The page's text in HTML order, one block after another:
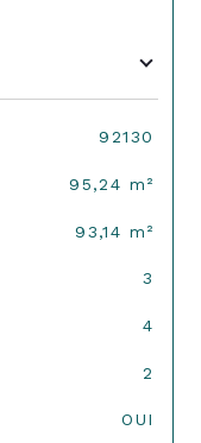
92130
95,24 m²
93,14 m²
3
4
2
OUI